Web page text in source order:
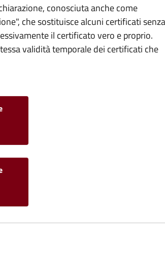
conosciuta anche come
che sostituisce alcuni certificati senza
il certificato vero e proprio.
validità temporale dei certificati che